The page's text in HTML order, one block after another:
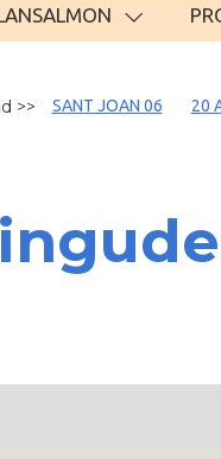
>> SANT JOAN 06 20